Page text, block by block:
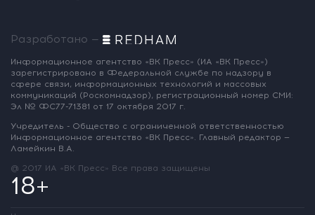
Разработано —
Информационное агентство «ВК Пресс» (ИА «ВК Пресс»)
зарегистрировано в Федеральной службе по надзору в
сфере связи, информационных технологий и массовых
коммуникаций (Роскомнадзор), регистрационный номер СМИ:
Эл № ФС77-71381 от 17 октября 2017 г.
Учредитель - Общество с ограниченной ответственностью
Информационное агентство «ВК Пресс». Главный редактор —
Ламейкин В.А.
@ 2017 ИА «ВК Пресс» Все права защищены
18+